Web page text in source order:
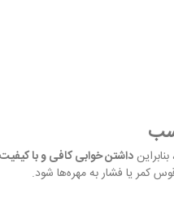
داشتن خوابی کافی و با
کمر یا فشار به مهره‌ها شود.